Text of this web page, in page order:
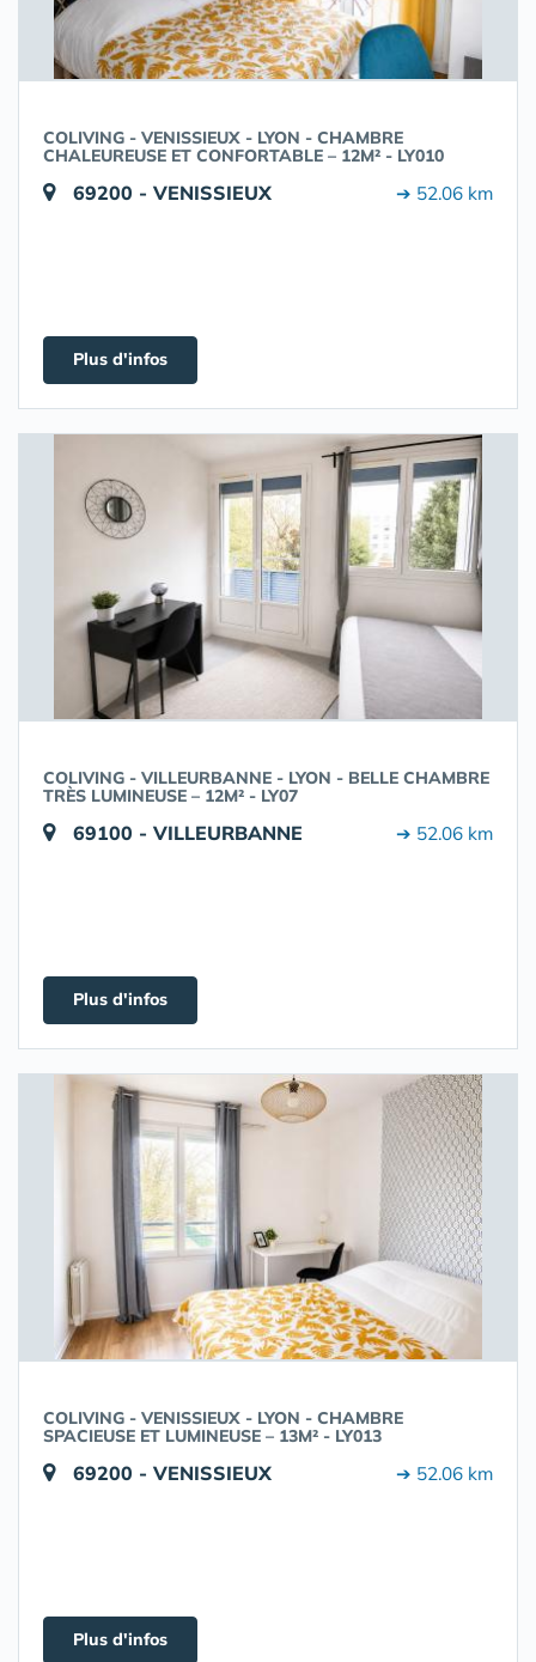
COLIVING - VENISSIEUX - LYON - CHAMBRE
CHALEUREUSE ET CONFORTABLE – 12M² - LY010
69200 - VENISSIEUX ➔ 52.06 km
Plus d'infos
COLIVING - VILLEURBANNE - LYON - BELLE CHAMBRE
TRÈS LUMINEUSE – 12M² - LY07
69100 - VILLEURBANNE ➔ 52.06 km
Plus d'infos
COLIVING - VENISSIEUX - LYON - CHAMBRE
SPACIEUSE ET LUMINEUSE – 13M² - LY013
69200 - VENISSIEUX ➔ 52.06 km
Plus d'infos